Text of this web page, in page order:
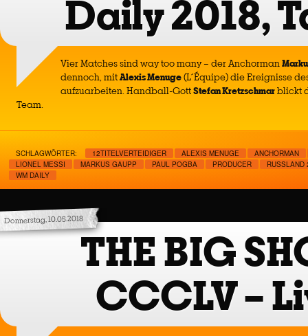
Daily 2018,
Vier Matches sind way too many – der Anchorman
dennoch, mitAlexis Menuge(L´Équipe) die Ereignisse
aufzuarbeiten. Handball-GottStefan Kretzschmarblickt
Team.
SCHLAGWÖRTER: 12TITELVERTEIDIGER ALEXIS MENUGE
ANCHORMAN
LIONEL MESSI
MARKUS GAUPP PAUL POGBA PRODUCER
RUSSLAND
WM DAILY
Donnerstag, 10.05.2018
THE BIG
CCCLV –